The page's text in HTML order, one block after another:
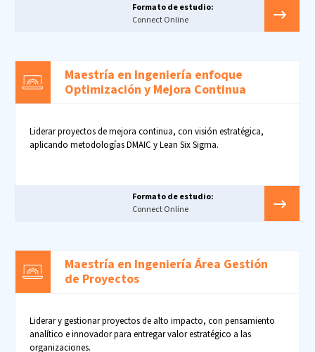
Formato de estudio:
Connect Online
Maestría en Ingeniería enfoque
Optimización y Mejora Continua
Liderar proyectos de mejora continua, con visión estratégica,
aplicando metodologías DMAIC y Lean Six Sigma.
Formato de estudio:
Connect Online
Maestría en Ingeniería Área Gestión
de Proyectos
Liderar y gestionar proyectos de alto impacto, con pensamiento
analítico e innovador para entregar valor estratégico a las
organizaciones.